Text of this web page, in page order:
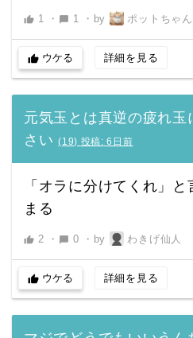
thumb_up 1 ・ chat_bubble 1 ・ by ポットちゃん
thumb_up ウケる 詳細を見る
元気玉とは真逆の疲れ玉
さい (19) 投稿: 6日前
「オラに分けてくれ」
まる
thumb_up 2 ・ chat_bubble 0 ・ by わきげ仙人
thumb_up ウケる 詳細を見る